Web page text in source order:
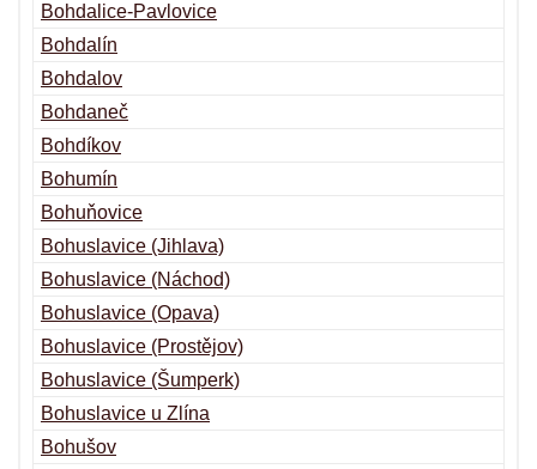
Bohdalice-Pavlovice
Bohdalín
Bohdalov
Bohdaneč
Bohdíkov
Bohumín
Bohuňovice
Bohuslavice (Jihlava)
Bohuslavice (Náchod)
Bohuslavice (Opava)
Bohuslavice (Prostějov)
Bohuslavice (Šumperk)
Bohuslavice u Zlína
Bohušov